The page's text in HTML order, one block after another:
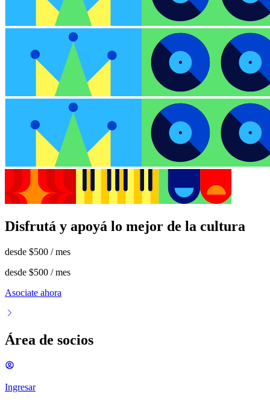
Disfrutá y apoyá lo mejor de la cultura
desde $500 / mes
desde $500 / mes
Asociate ahora
Área de socios
Ingresar